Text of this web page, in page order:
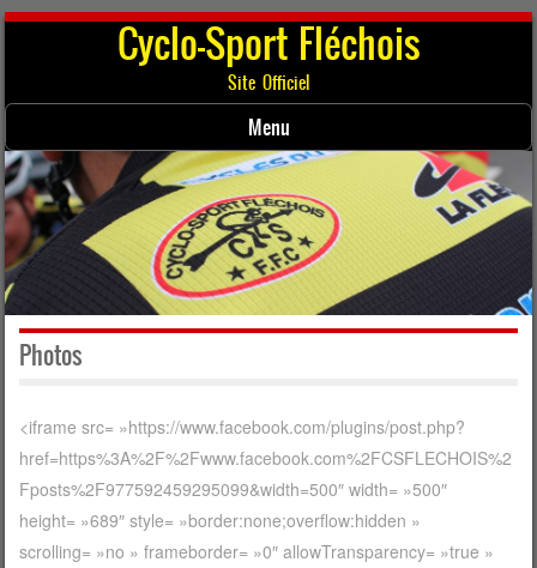
Cyclo-Sport Fléchois
Site Officiel
Menu
Skip to content
Photos
<iframe src= »https://www.facebook.com/plugins/post.php?
href=https%3A%2F%2Fwww.facebook.com%2FCSFLECHOIS%2
Fposts%2F977592459295099&width=500″ width= »500″
height= »689″ style= »border:none;overflow:hidden »
scrolling= »no » frameborder= »0″ allowTransparency= »true »